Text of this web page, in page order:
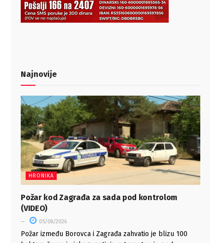
Najnovije
HRONIKA
Požar kod Zagrađa za sada pod kontrolom
(VIDEO)
05/08/2026
Požar između Borovca i Zagrađa zahvatio je blizu 100